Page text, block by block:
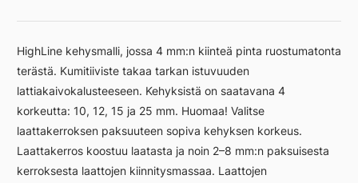
RST
määrä
HighLine kehysmalli, jossa 4 mm:n kiinteä pinta ruostumatonta
terästä. Kumitiiviste takaa tarkan istuvuuden
lattiakaivokalusteeseen. Kehyksistä on saatavana 4
korkeutta: 10, 12, 15 ja 25 mm. Huomaa! Valitse
laattakerroksen paksuuteen sopiva kehyksen korkeus.
Laattakerros koostuu laatasta ja noin 2–8 mm:n paksuisesta
kerroksesta laattojen kiinnitysmassaa. Laattojen